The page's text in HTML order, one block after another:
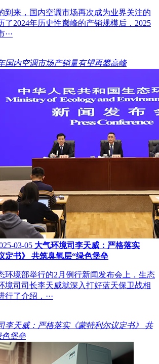
到来，国内空调市场再次成为业界关注的
了2024年历史性巅峰的产销规模后，2025
03-05 大气环境司李天威：严格落实
定书》 共筑臭氧层“绿色堡垒
环境部举行的2月例行新闻发布会上，生态
境司司长李天威就深入打好蓝天保卫战相
了介绍，···